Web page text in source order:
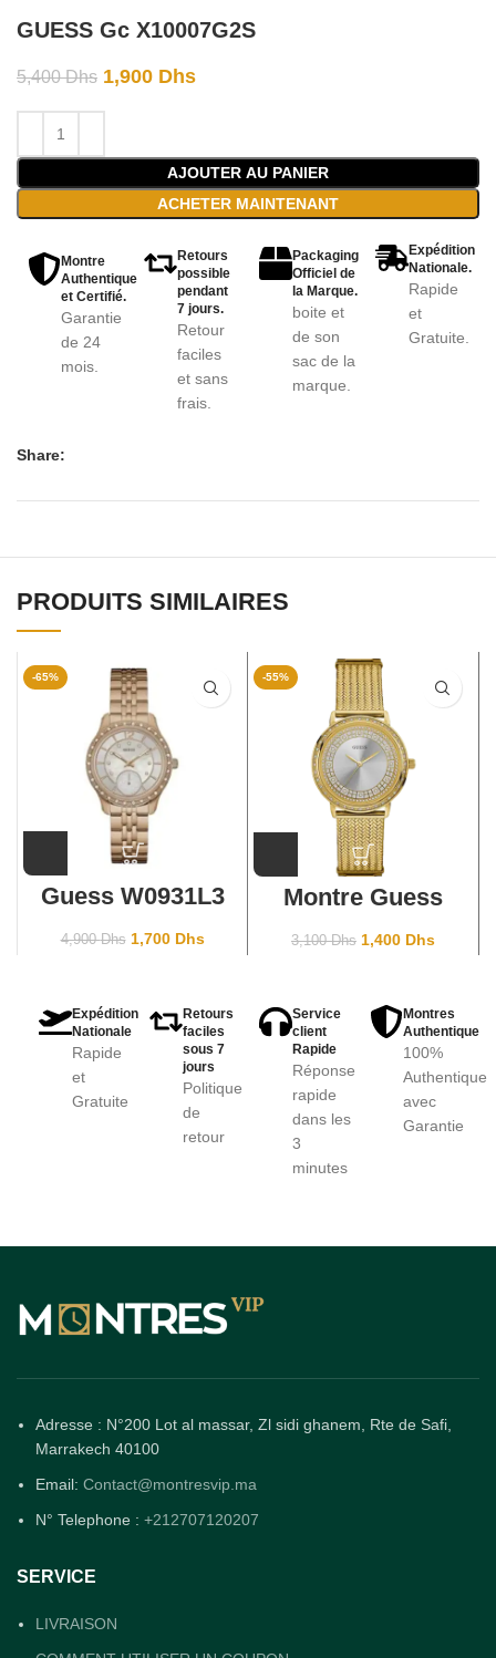
GUESS Gc X10007G2S
5,400Dhs 1,900 Dhs
AJOUTER AU PANIER
ACHETER MAINTENANT
Montre
Authentique
et Certifié.
Garantie
de 24
mois.
Retours
possible
pendant
7 jours.
Retour
faciles
et sans
frais.
Packaging
Officiel de
la Marque.
boite et
de son
sac de la
marque.
Expédition
Nationale.
Rapide
et
Gratuite.
Share:
PRODUITS SIMILAIRES
-65%
Guess W0931L3
4,900Dhs 1,700 Dhs
-55%
Montre Guess
Gold
3,100Dhs 1,400 Dhs
Expédition
Nationale
Rapide
et
Gratuite
Retours
faciles
sous 7
jours
Politique
de
retour
Service
client
Rapide
Réponse
rapide
dans les
3
minutes
Montres
Authentique
100%
Authentique
avec
Garantie
Adresse : N°200 Lot al massar, Zl sidi ghanem, Rte de Safi,
Marrakech 40100
Email: Contact@montresvip.ma
N° Telephone : +212707120207
SERVICE
LIVRAISON